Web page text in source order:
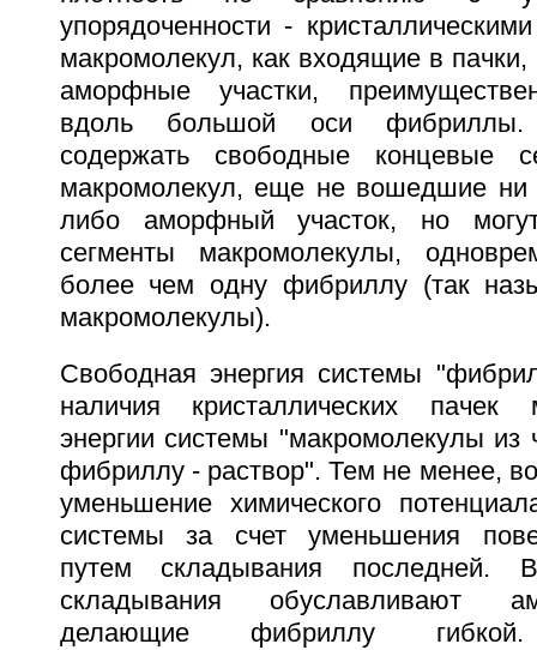
упорядоченности -
макромолекул, как входящие в
аморфные участки,
вдоль большой оси
содержать свободные концевые
макромолекул, еще не вошедшие ни
либо аморфный участок, но
сегменты макромолекулы,
более чем одну фибриллу (так
макромолекулы).
Свободная энергия системы
наличия кристаллических пачек
энергии системы "макромолекулы из
фибриллу - раствор". Тем не менее,
уменьшение химического
системы за счет уменьшения
путем складывания последней.
складывания обуславливают
делающие фибриллу